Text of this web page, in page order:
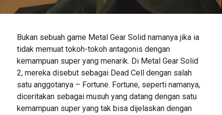
Bukan sebuah game Metal Gear Solid namanya jika ia
tidak memuat tokoh-tokoh antagonis dengan
kemampuan super yang menarik. Di Metal Gear Solid
2, mereka disebut sebagai Dead Cell dengan salah
satu anggotanya – Fortune. Fortune, seperti namanya,
diceritakan sebagai musuh yang datang dengan satu
kemampuan super yang tak bisa dijelaskan dengan